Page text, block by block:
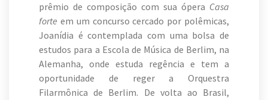
prêmio de composição com sua ópera Casa
forte em um concurso cercado por polêmicas,
Joanídia é contemplada com uma bolsa de
estudos para a Escola de Música de Berlim, na
Alemanha, onde estuda regência e tem a
oportunidade de reger a Orquestra
Filarmônica de Berlim. De volta ao Brasil,